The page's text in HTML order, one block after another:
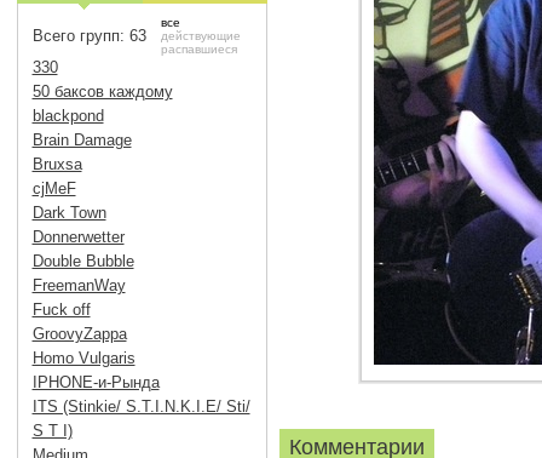
Комментарии
Всего групп: 63
все
действующие
распавшиеся
330
50 баксов каждому
blackpond
Brain Damage
Bruxsa
cjMeF
Dark Town
Donnerwetter
Double Bubble
FreemanWay
Fuck off
GroovyZappa
Homo Vulgaris
IPHONE-и-Рында
ITS (Stinkie/ S.T.I.N.K.I.E/ Sti/
S T I)